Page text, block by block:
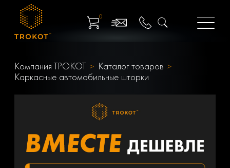
0
Компания ТРОКОТ
Каталог товаров
Каркасные автомобильные шторки